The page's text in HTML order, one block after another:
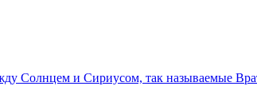
Солнцем и Сириусом, так называемые